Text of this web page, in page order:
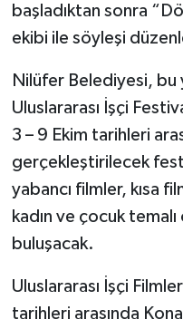
başladıktan sonra
ekibi ile söyleşi
Nilüfer Belediyesi, bu
Uluslararası İşçi
3 – 9 Ekim tarihleri
gerçekleştirilecek
yabancı filmler, kısa
kadın ve çocuk
buluşacak.
Uluslararası İşçi
tarihleri arasında